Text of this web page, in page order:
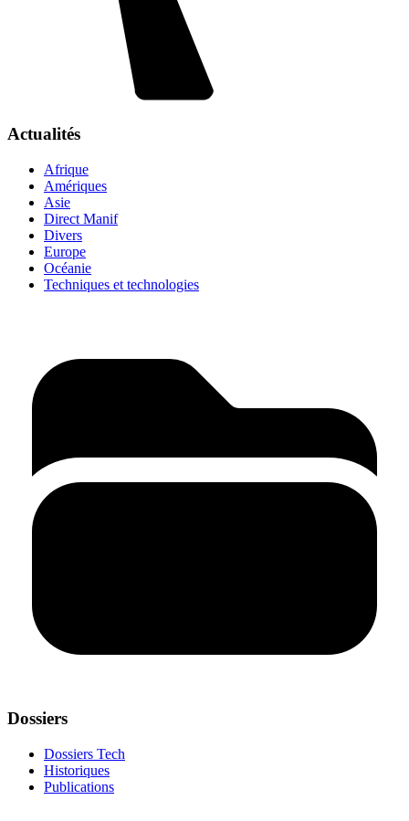
Actualités
Afrique
Amériques
Asie
Direct Manif
Divers
Europe
Océanie
Techniques et technologies
Dossiers
Dossiers Tech
Historiques
Publications